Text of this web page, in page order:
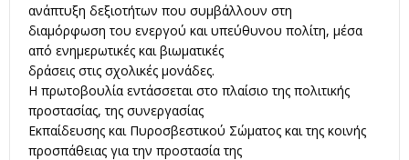
ανάπτυξη δεξιοτήτων που συμβάλλουν στη
διαμόρφωση του ενεργού και υπεύθυνου πολίτη, μέσα
από ενημερωτικές και βιωματικές
δράσεις στις σχολικές μονάδες.
Η πρωτοβουλία εντάσσεται στο πλαίσιο της πολιτικής
προστασίας, της συνεργασίας
Εκπαίδευσης και Πυροσβεστικού Σώματος και της κοινής
προσπάθειας για την προστασία της